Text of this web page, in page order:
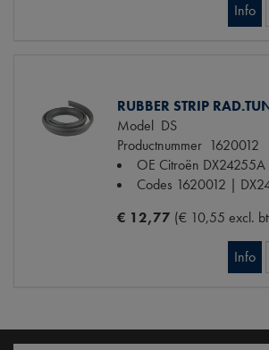
Info
RUBBER STRIP
Model DS
Productnummer 1620012
OE Citroën DX24255A
Codes 1620012 |
€ 12,77 (€ 10,55 excl.
Info